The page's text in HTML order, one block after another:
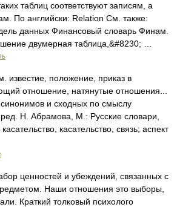
таблиц соответствуют записям, а
По английски: Relation См. также:
данных Финансовый словарь Финам.
двумерная таблица,&#8230; …
известие, положение, приказ в
отношение, натянутые отношения...
и сходных по смыслу
Н. Абрамова, М.: Русские словари,
касательство, связь; аспект
ценностей и убеждений, связанных с
Наши отношения это выборы,
Краткий толковый психолого